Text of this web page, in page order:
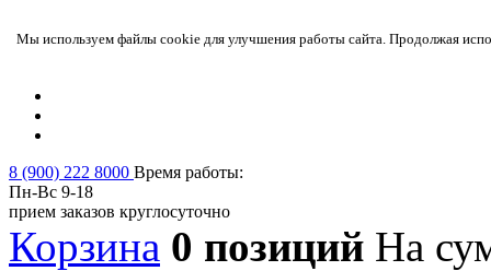
Мы используем файлы cookie для улучшения работы сайта. Продолжая
8 (900) 222 8000 Время работы:
Пн-Вс 9-18
прием заказов круглосуточно
Корзина 0 позиций На